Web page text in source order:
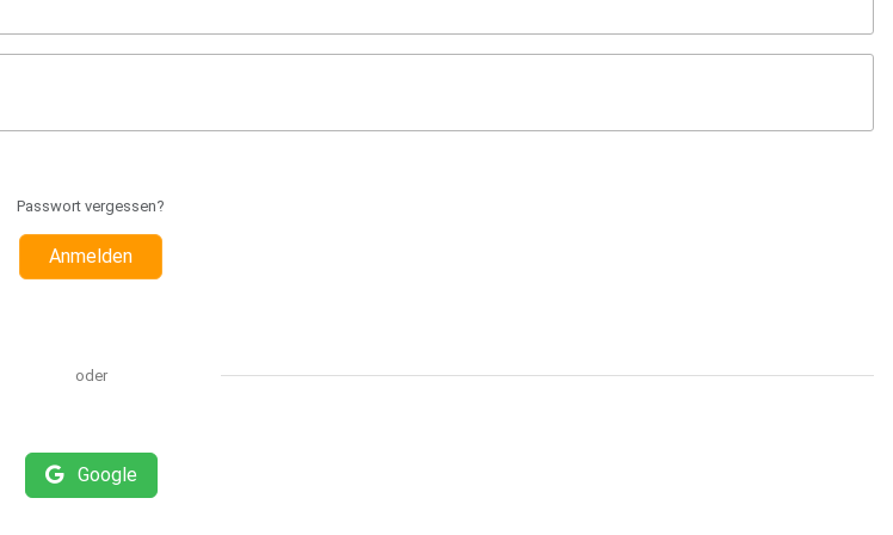
Passwort vergessen?
Anmelden
oder
Google